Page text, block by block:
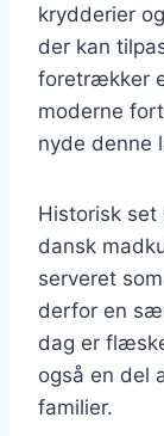
krydderier
der kan
foretrækker
moderne
nyde denne
Historisk
dansk
serveret
derfor en
dag er
også en del
familier.